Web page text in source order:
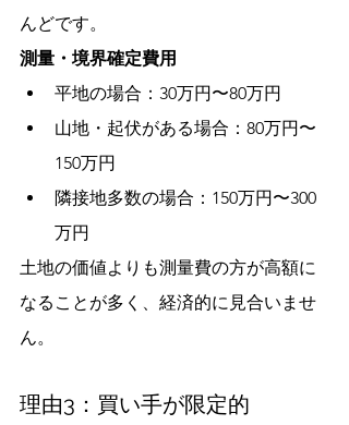
んどです。
測量・境界確定費用
平地の場合：30万円〜80万円
山地・起伏がある場合：80万円〜
150万円
隣接地多数の場合：150万円〜300
万円
土地の価値よりも測量費の方が高額に
なることが多く、経済的に見合いませ
ん。
理由3：買い手が限定的